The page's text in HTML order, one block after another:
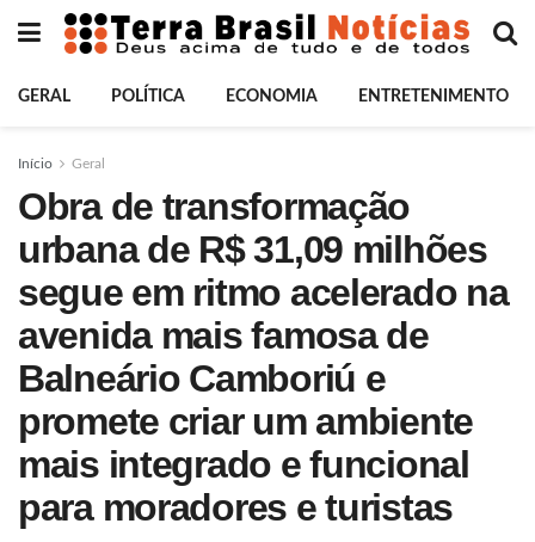
GERAL POLÍTICA ECONOMIA ENTRETENIMENTO
Início Geral
Obra de transformação
urbana de R$ 31,09 milhões
segue em ritmo acelerado na
avenida mais famosa de
Balneário Camboriú e
promete criar um ambiente
mais integrado e funcional
para moradores e turistas